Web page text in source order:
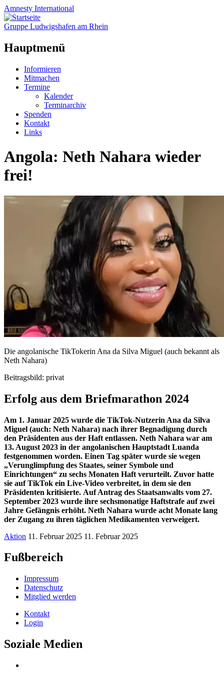
Amnesty International
Gruppe Ludwigshafen am Rhein
Hauptmenü
Zum
Inhalt
springen
Informieren
Mitmachen
Termine
Kalender
Terminarchiv
Spenden
Kontakt
Links
Angola: Neth Nahara wieder
frei!
Die angolanische TikTokerin Ana da Silva Miguel (auch bekannt als
Neth Nahara)
Beitragsbild: privat
Erfolg aus dem Briefmarathon 2024
Am 1. Januar 2025 wurde die TikTok-Nutzerin Ana da Silva
Miguel (auch: Neth Nahara) nach ihrer Begnadigung durch
den Präsidenten aus der Haft entlassen. Neth Nahara war am
13. August 2023 in der angolanischen Hauptstadt Luanda
festgenommen worden. Einen Tag später wurde sie wegen
„Verunglimpfung des Staates, seiner Symbole und
Einrichtungen“ zu sechs Monaten Haft verurteilt. Zuvor hatte
sie auf TikTok ein Live-Video verbreitet, in dem sie den
Präsidenten kritisierte. Auf Antrag des Staatsanwalts vom 27.
September 2023 wurde ihre sechsmonatige Haftstrafe auf zwei
Jahre Gefängnis erhöht. Neth Nahara wurde acht Monate lang
der Zugang zu ihren täglichen Medikamenten verweigert.
Aktion 11. Februar 2025 11. Februar 2025
Fußbereich
Impressum
Datenschutz
Mitglied werden
Kontakt
Login
Soziale Medien